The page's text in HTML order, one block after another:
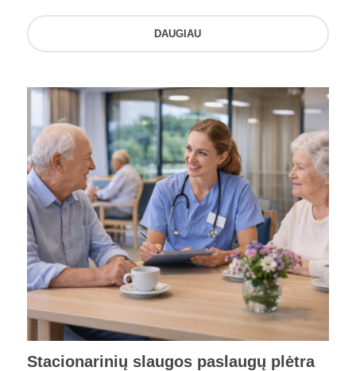
DAUGIAU
Stacionarinių slaugos paslaugų plėtra